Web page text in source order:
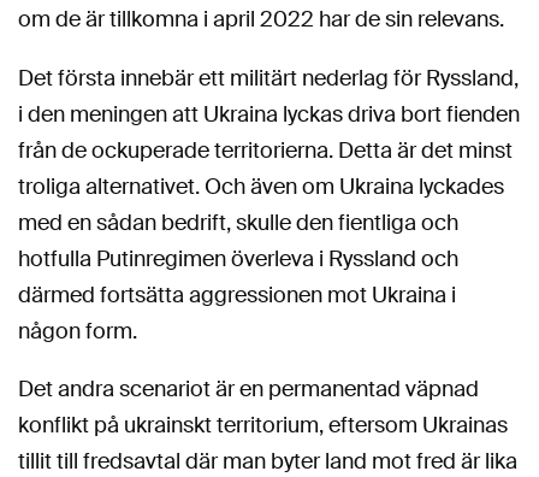
om de är tillkomna i april 2022 har de sin relevans.
Det första innebär ett militärt nederlag för Ryssland,
i den meningen att Ukraina lyckas driva bort fienden
från de ockuperade territorierna. Detta är det minst
troliga alternativet. Och även om Ukraina lyckades
med en sådan bedrift, skulle den fientliga och
hotfulla Putinregimen överleva i Ryssland och
därmed fortsätta aggressionen mot Ukraina i
någon form.
Det andra scenariot är en permanentad väpnad
konflikt på ukrainskt territorium, eftersom Ukrainas
tillit till fredsavtal där man byter land mot fred är lika